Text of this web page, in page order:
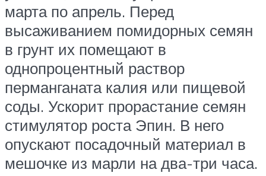
марта по апрель. Перед
высаживанием помидорных семян
в грунт их помещают в
однопроцентный раствор
перманганата калия или пищевой
соды. Ускорит прорастание семян
стимулятор роста Эпин. В него
опускают посадочный материал в
мешочке из марли на два-три часа.